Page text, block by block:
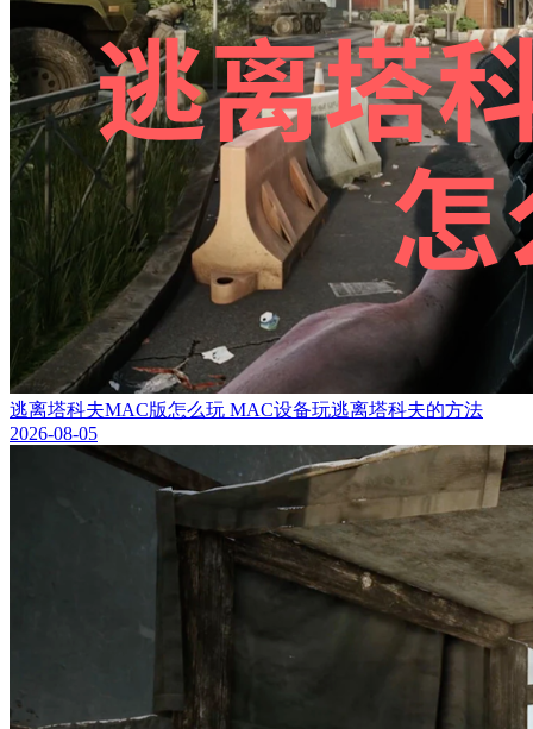
逃离塔科夫MAC版怎么玩 MAC设备玩逃离塔科夫的方法
2026-08-05